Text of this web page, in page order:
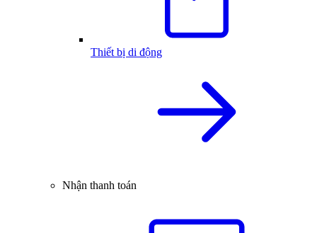
Thiết bị di động
Nhận thanh toán